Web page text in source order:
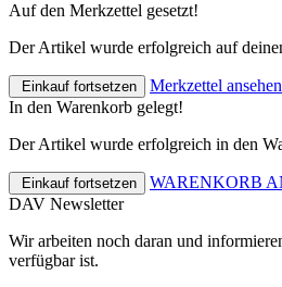
Auf den Merkzettel gesetzt!
Der Artikel wurde erfolgreich auf
Einkauf fortsetzen
Merkzettel ansehen
In den Warenkorb gelegt!
Der Artikel wurde erfolgreich in den
Einkauf fortsetzen
WARENKORB
DAV Newsletter
Wir arbeiten noch daran und
verfügbar ist.